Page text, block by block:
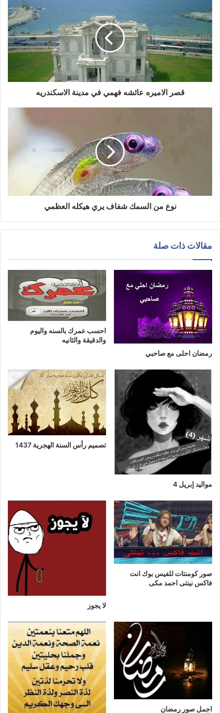
قصر الاميره عائشه فهمي في مدينة الاسكندريه
نوع من السمك شفاف يري هيكله العظمي
مقالات ذات صلة
رمضان احلى مع صاحبي
احسب عمرك بالسنه واليوم
والدقيقة والثانيه
مواليد إبريل 4
تصميم رأس السنة الهجرية 1437
صور كومنتات للفيس بوك انت
فاكس نينتى احمد مكى
لا يجوز
اجمل صور رمضان